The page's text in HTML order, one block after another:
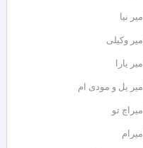
امیر نیا
امیر وکیلی
امیر یارا
امیر یل و مودی ام
امیراچ تو
امیرام